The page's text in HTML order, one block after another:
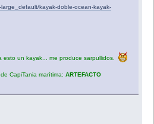
kayak-doble-ocean-kayak-
esto un kayak... me produce sarpullidos.
CapiTania marítima:ARTEFACTO